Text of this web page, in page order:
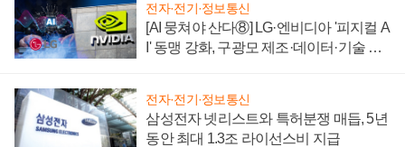
전자·전기·정보통신
[AI 뭉쳐야 산다⑧] LG·엔비디아 '피지컬 A
I' 동맹 강화, 구광모 제조·데이터·기술 결
전자·전기·정보통신
삼성전자 넷리스트와 특허분쟁 매듭, 5년
동안 최대 1.3조 라이선스비 지급